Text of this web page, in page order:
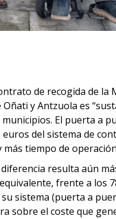
de recogida de la
y Antzuola es
El puerta a
del sistema de
tiempo de
resulta aún
frente a los
sistema (puerta a
sobre el coste que